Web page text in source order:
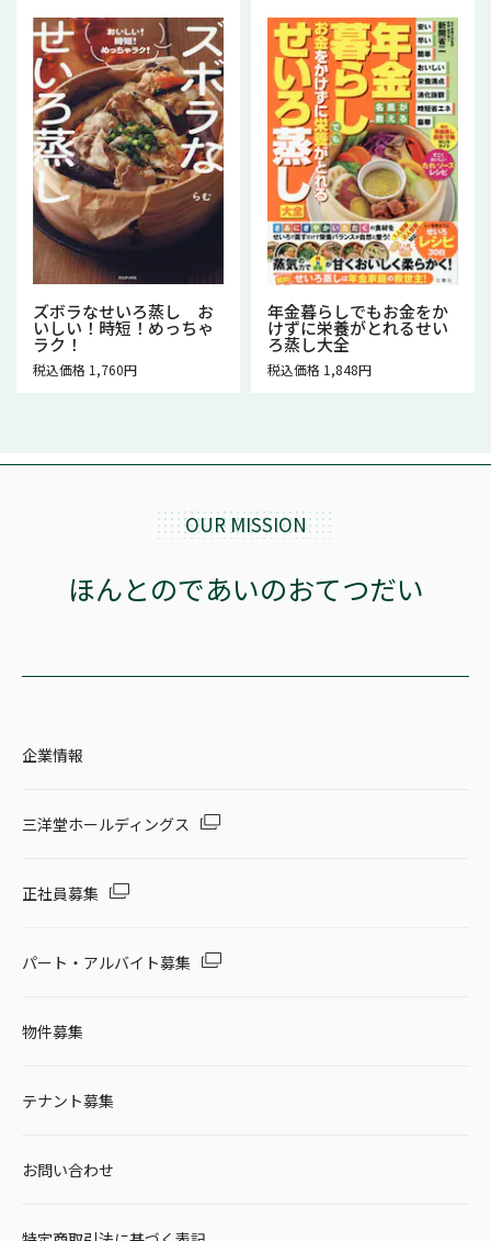
ズボラなせいろ蒸し お
いしい！時短！めっちゃ
ラク！
税込価格 1,760円
年金暮らしでもお金をか
けずに栄養がとれるせい
ろ蒸し大全
税込価格 1,848円
OUR MISSION
ほんとのであいのおてつだい
企業情報
三洋堂ホールディングス
正社員募集
パート・アルバイト募集
物件募集
テナント募集
お問い合わせ